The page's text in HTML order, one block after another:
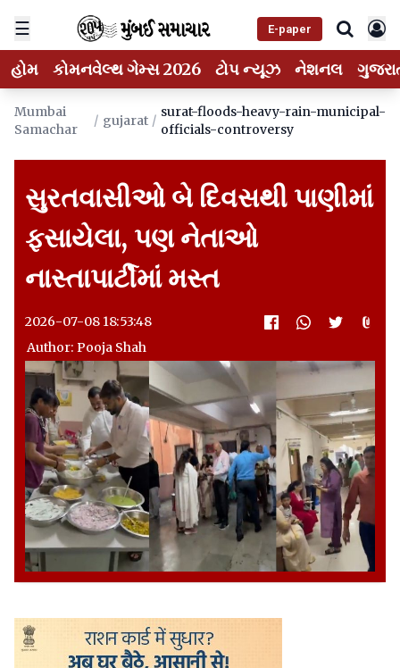
☰ E-paper
હોમ કોમનવેલ્થ ગેમ્સ 2026 ટોપ ન્યૂઝ નેશનલ
Mumbai
Samachar
/ gujarat /
surat-floods-heavy-rain-municipal-
officials-controversy
સુરતવાસીઓ બે દિવસથી પાણીમાં
ફસાયેલા, પણ નેતાઓ
નાસ્તાપાર્ટીમાં મસ્ત
2026-07-08 18:53:48
Author: Pooja Shah